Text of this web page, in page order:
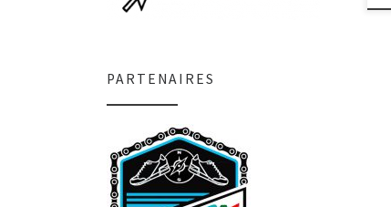
PARTENAIRES